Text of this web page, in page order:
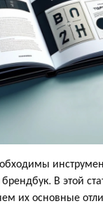
В этой
их основные